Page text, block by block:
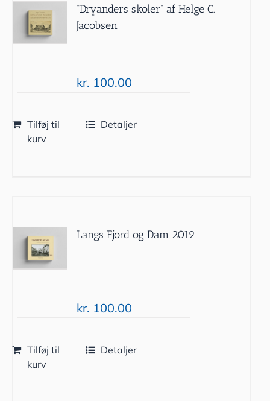
“Dryanders skoler” af Helge C.
Jacobsen
kr. 100.00
Tilføj til
kurv
Detaljer
Langs Fjord og Dam 2019
kr. 100.00
Tilføj til
kurv
Detaljer